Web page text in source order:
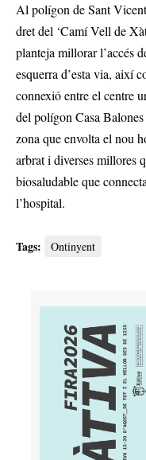
Al polígon de Sant
dret del ‘Camí Vell de
planteja millorar l’accés
esquerra d’esta via, així
connexió entre el centre
del polígon Casa
zona que envolta el nou
arbrat i diverses millores
biosaludable que
l’hospital.
Tags: Ontinyent